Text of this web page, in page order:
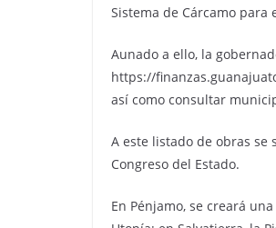
Sistema de Cárcamo para
Aunado a ello, la
https://
así como consultar
A este listado de obras
Congreso del Estado.
En Pénjamo, se creará